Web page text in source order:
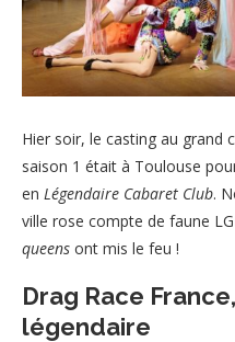
Hier soir, le casting au grand
saison 1 était à Toulouse
en Légendaire Cabaret Club.
ville rose compte de faune
queens ont mis le feu !
Drag Race
légendaire